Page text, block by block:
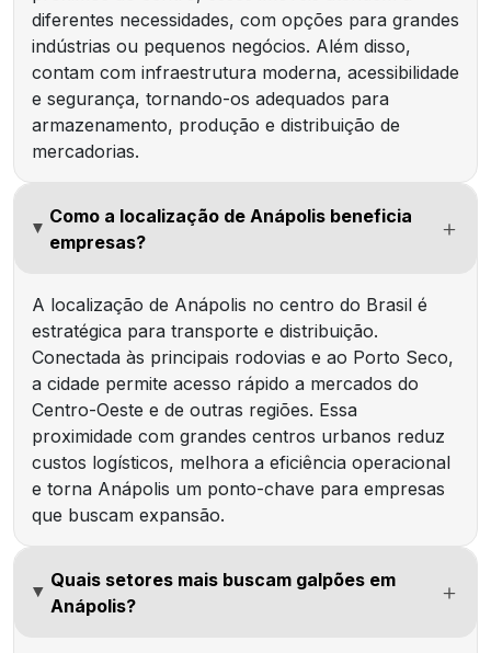
diferentes necessidades, com opções para grandes
indústrias ou pequenos negócios. Além disso,
contam com infraestrutura moderna, acessibilidade
e segurança, tornando-os adequados para
armazenamento, produção e distribuição de
mercadorias.
Como a localização de Anápolis beneficia
empresas?
A localização de Anápolis no centro do Brasil é
estratégica para transporte e distribuição.
Conectada às principais rodovias e ao Porto Seco,
a cidade permite acesso rápido a mercados do
Centro-Oeste e de outras regiões. Essa
proximidade com grandes centros urbanos reduz
custos logísticos, melhora a eficiência operacional
e torna Anápolis um ponto-chave para empresas
que buscam expansão.
Quais setores mais buscam galpões em
Anápolis?